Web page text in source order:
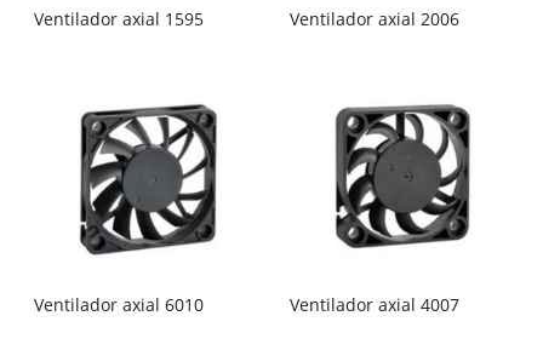
Ventilador axial 1595 Ventilador axial 2006
Ventilador axial 6010 Ventilador axial 4007